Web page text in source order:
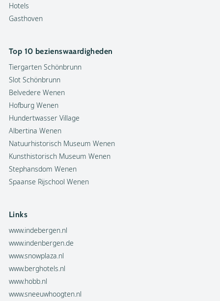
Hotels
Gasthoven
Top 10 bezienswaardigheden
Tiergarten Schönbrunn
Slot Schönbrunn
Belvedere Wenen
Hofburg Wenen
Hundertwasser Village
Albertina Wenen
Natuurhistorisch Museum Wenen
Kunsthistorisch Museum Wenen
Stephansdom Wenen
Spaanse Rijschool Wenen
Links
www.indebergen.nl
www.indenbergen.de
www.snowplaza.nl
www.berghotels.nl
www.hobb.nl
www.sneeuwhoogten.nl